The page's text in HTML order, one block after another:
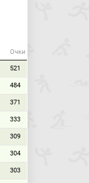
Очки
521
484
371
333
309
304
303